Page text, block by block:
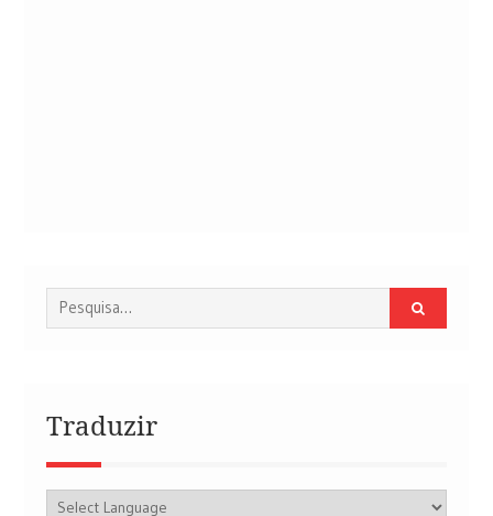
Procurar
por:
Traduzir